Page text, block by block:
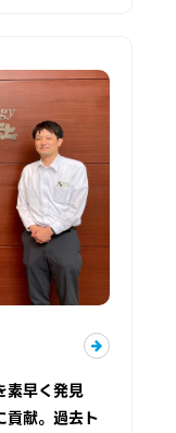
素早く発見
貢献。過去ト